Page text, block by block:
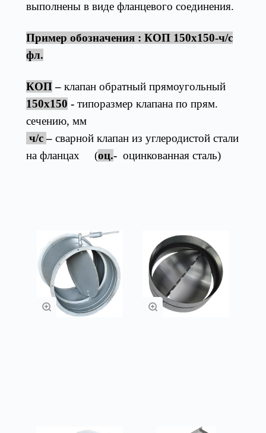
выполнены в виде фланцевого соединения.
Пример обозначения : КОП 150х150-ч/с
фл.
КОП– клапан обратный прямоугольный
150х150 - типоразмер клапана по прям.
сечению, мм
ч/с – сварной клапан из углеродистой стали
на фланцах (оц.- оцинкованная сталь)